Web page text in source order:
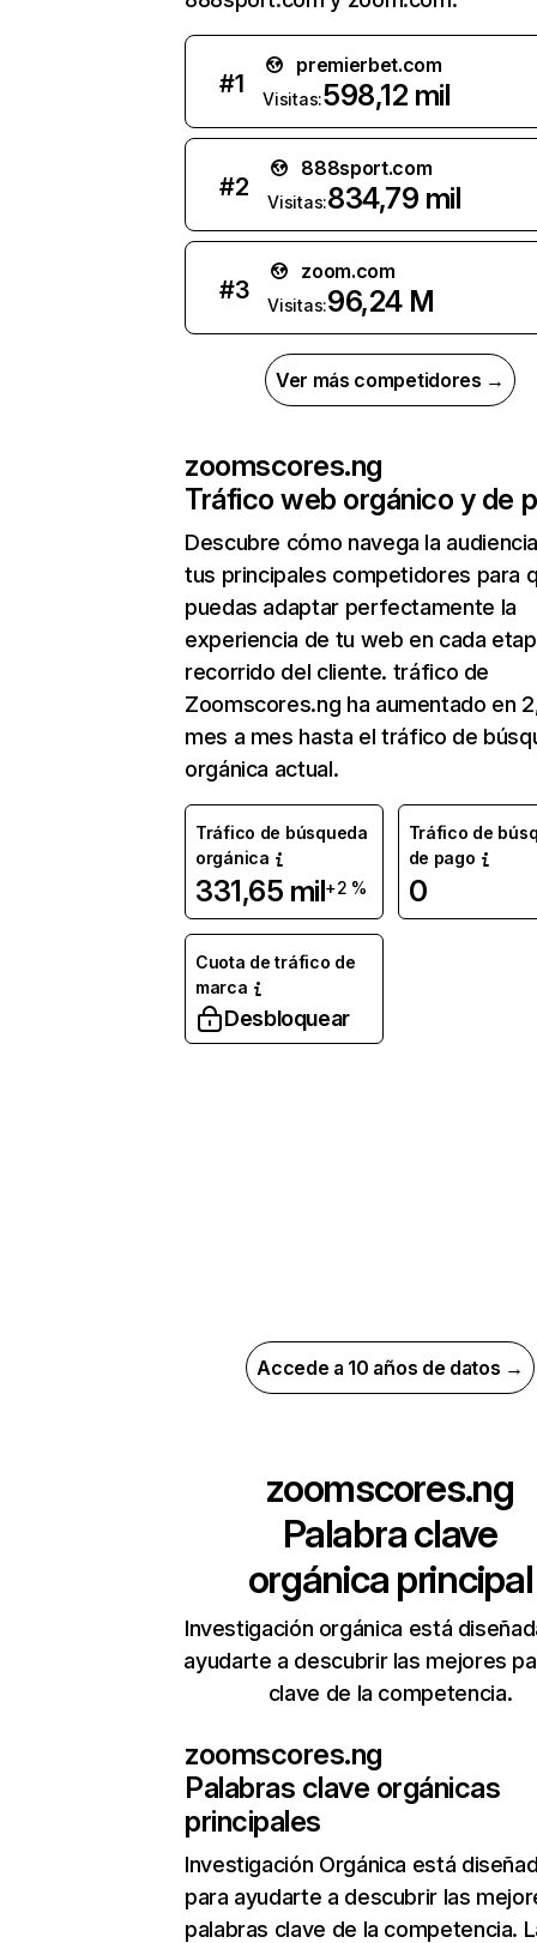
#1
premierbet.com
Visitas:598,12 mil
#2
888sport.com
Visitas:834,79 mil
#3
zoom.com
Visitas:96,24 M
Ver más competidores →
zoomscores.ng
Tráfico web orgánico y de
Descubre cómo navega la
tus principales competidores para
puedas adaptar perfectamente la
experiencia de tu web en cada
recorrido del cliente. tráfico de
Zoomscores.ng ha aumentado en
mes a mes hasta el tráfico de
orgánica actual.
Tráfico de búsqueda
orgánica
331,65 mil+2 %
Tráfico de
de pago
0
Cuota de tráfico de
marca
Desbloquear
Accede a 10 años de datos →
zoomscores.ng
Palabra clave
orgánica principal
Investigación orgánica está
ayudarte a descubrir las mejores
clave de la competencia.
zoomscores.ng
Palabras clave orgánicas
principales
Investigación Orgánica está
para ayudarte a descubrir las
palabras clave de la competencia.